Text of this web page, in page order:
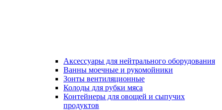
Аксессуары для нейтрального оборудования
Ванны моечные и рукомойники
Зонты вентиляционные
Колоды для рубки мяса
Контейнеры для овощей и сыпучих
продуктов